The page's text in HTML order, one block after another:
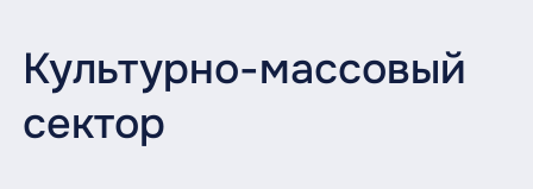
Культурно-массовый
сектор